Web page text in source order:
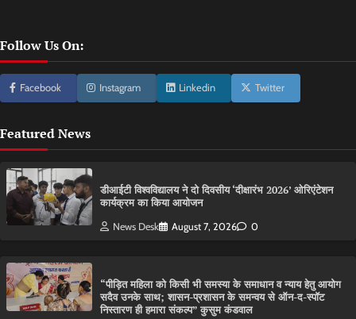
Follow Us On:
Facebook Instagram Linkedin Twitter
Featured News
डीआईटी विश्वविद्यालय ने दो दिवसीय ‘दीक्षारंभ 2026’ ओरिएंटेशन
कार्यक्रम का किया आयोजन
News Desk August 7, 2026 0
“पीड़ित महिला को किसी भी समस्या के समाधान व न्याय हेतु आयोग
सदैव उनके साथ; शासन-प्रशासन के समन्वय से ऑन-द-स्पॉट
निस्तारण ही हमारा संकल्प” कुसुम कंडवाल